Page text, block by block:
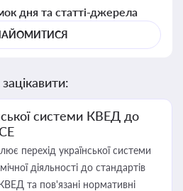
дня та статті-джерела
системи КВЕД до
перехід української системи
діяльності до стандартів
та пов'язані нормативні